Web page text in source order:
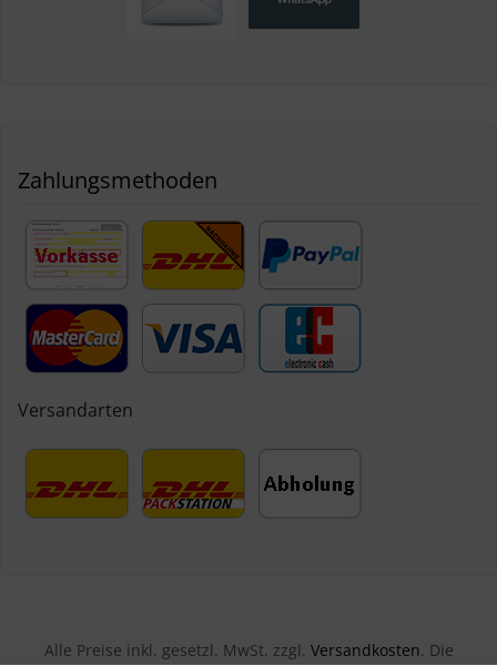
Zahlungsmethoden
Versandarten
Alle Preise inkl. gesetzl. MwSt. zzgl. Versandkosten. Die